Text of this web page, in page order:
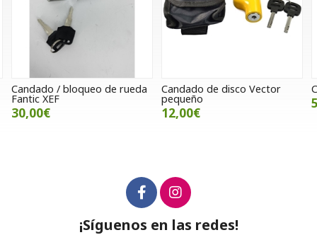
de rueda Candado de disco Vector
pequeño
Cúpula Piaggio
¡Síguenos en las redes!